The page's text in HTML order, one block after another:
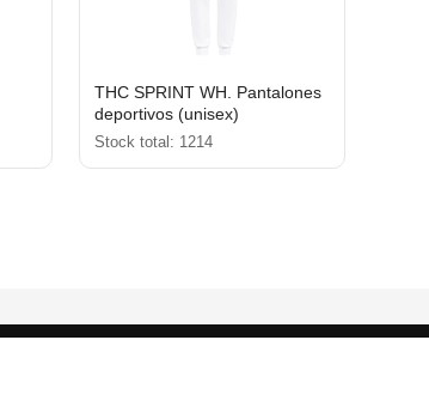
THC SPRINT WH. Pantalones
deportivos (unisex)
Stock total: 1214